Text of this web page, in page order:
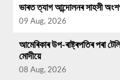
ভাৰত ত্যাগ আন্দোলনৰ সাহসী
09 Aug, 2026
আমেৰিকাৰ উপ-ৰাষ্ট্ৰপতিৰ পৰা
মোদীয়ে
08 Aug, 2026